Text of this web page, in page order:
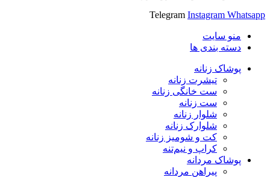
Telegram Instagram Whatsapp
منو سایت
دسته بندی ها
پوشاک زنانه
تیشرت زنانه
ست خانگی زنانه
ست زنانه
شلوار زنانه
شلوارک زنانه
کت و شومیز زنانه
کراپ و نیم‌تنه
پوشاک مردانه
پیراهن مردانه